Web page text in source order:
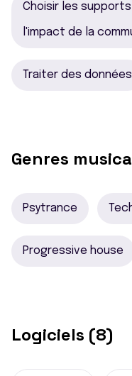
Choisir les
l'impact de la
Traiter des données
Genres
Psytrance
Progressive house
Logiciels (8)